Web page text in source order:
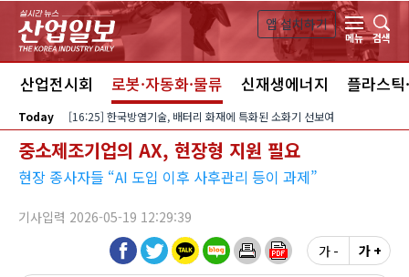
본문 바로가기
앱 설치하기
메뉴
검색
산업전시회 로봇·자동화·물류 신재생에너지 플라스틱
Today [16:25] 한국방염기술, 배터리 화재에 특화된 소화기 선보여
중소제조기업의 AX, 현장형 지원 필요
현장 종사자들 “AI 도입 이후 사후관리 등이 과제”
기사입력 2026-05-19 12:29:39
가 - 가 +